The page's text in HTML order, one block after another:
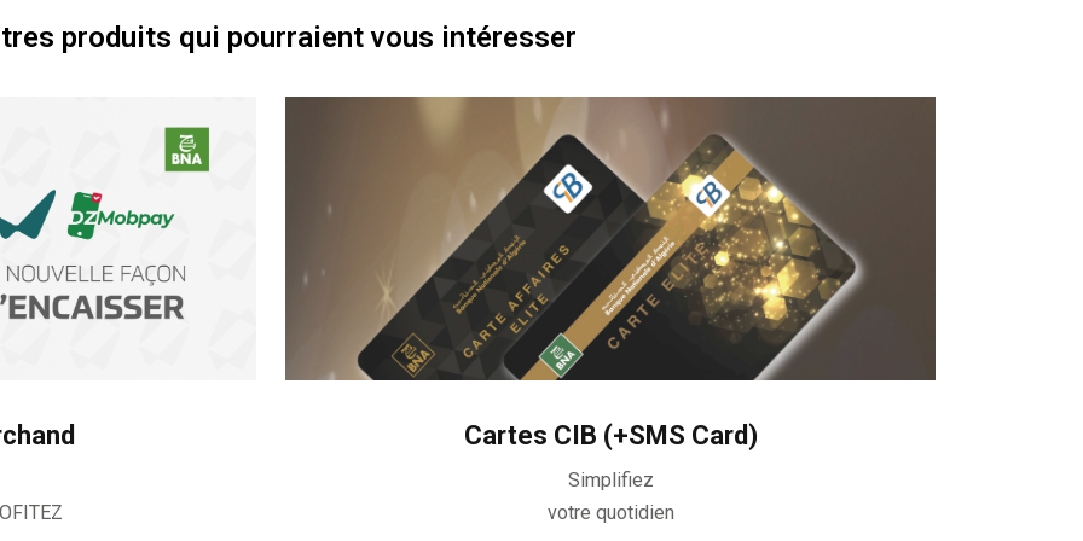
produits qui pourraient vous intéresser
Cartes CIB (+SMS Card)
Simplifiez
votre quotidien